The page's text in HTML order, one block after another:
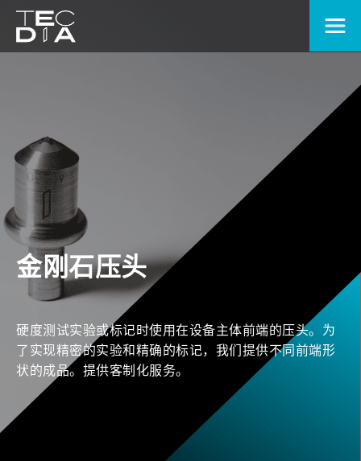
金刚石压头
硬度测试实验或标记时使用在设备主体前端的压头。为
了实现精密的实验和精确的标记，我们提供不同前端形
状的成品。提供客制化服务。